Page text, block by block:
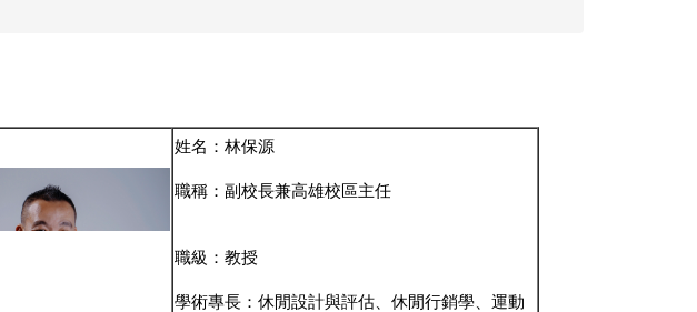
姓名：林保源
職稱：副校長兼高雄校區主任
職級：教授
學術專長：休閒設計與評估、休閒行銷學、運動